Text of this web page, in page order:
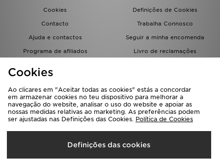
Cookies
Definições de Cookies
Contacto
Trabalha Connosco
Ajuda e contactos
Seguir a minha encomenda
Programa de afiliados
Livro de reclamações
Seleciona O País
Portugal
Cookies
Ao clicares em "Aceitar todas as cookies" estás a concordar
em armazenar cookies no teu dispositivo para melhorar a
navegação do website, analisar o uso do website e apoiar as
nossas medidas relativas ao marketing. As preferências podem
ser ajustadas nas Definições das Cookies. Política de Cookies
Definições das cookies